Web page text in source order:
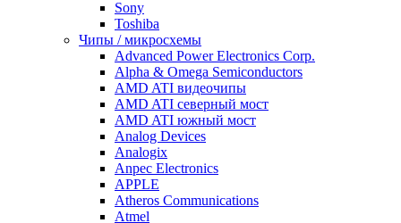
Sony
Toshiba
Чипы / микросхемы
Advanced Power Electronics Corp.
Alpha & Omega Semiconductors
AMD ATI видеочипы
AMD ATI северный мост
AMD ATI южный мост
Analog Devices
Analogix
Anpec Electronics
APPLE
Atheros Communications
Atmel